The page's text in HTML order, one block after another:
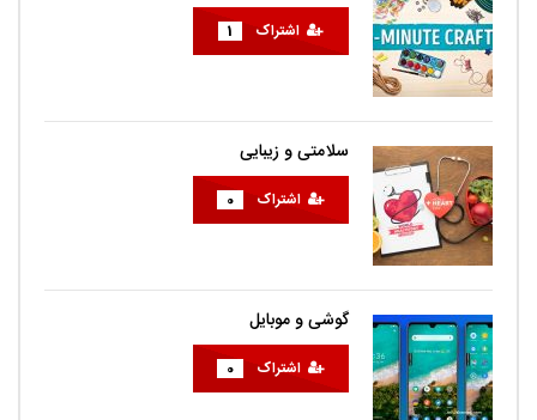
اشتراک 1
سلامتی و زیبایی
اشتراک 0
گوشی و موبایل
اشتراک 0